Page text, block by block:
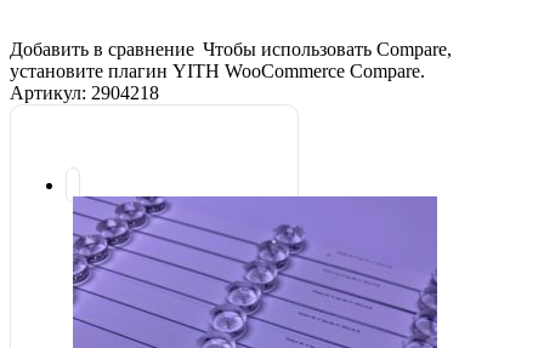
Добавить в сравнение Чтобы использовать Compare,
установите плагин YITH WooCommerce Compare.
Артикул: 2904218